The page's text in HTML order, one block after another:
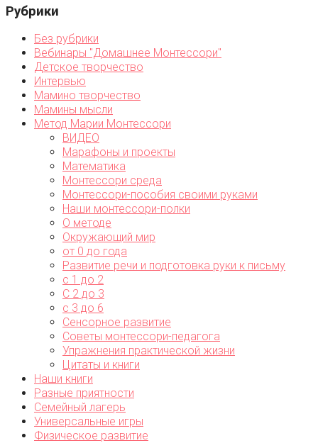
Рубрики
Без рубрики
Вебинары "Домашнее Монтессори"
Детское творчество
Интервью
Мамино творчество
Мамины мысли
Метод Марии Монтессори
ВИДЕО
Марафоны и проекты
Математика
Монтессори среда
Монтессори-пособия своими руками
Наши монтессори-полки
О методе
Окружающий мир
от 0 до года
Развитие речи и подготовка руки к письму
с 1 до 2
С 2 до 3
с 3 до 6
Сенсорное развитие
Советы монтессори-педагога
Упражнения практической жизни
Цитаты и книги
Наши книги
Разные приятности
Семейный лагерь
Универсальные игры
Физическое развитие